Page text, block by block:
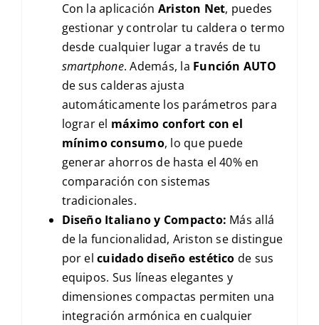
Con la aplicación Ariston Net, puedes
gestionar y controlar tu caldera o termo
desde cualquier lugar a través de tu
smartphone. Además, la Función AUTO
de sus calderas ajusta
automáticamente los parámetros para
lograr el máximo confort con el
mínimo consumo, lo que puede
generar ahorros de hasta el 40% en
comparación con sistemas
tradicionales.
Diseño Italiano y Compacto: Más allá
de la funcionalidad, Ariston se distingue
por elcuidado diseño estético de sus
equipos. Sus líneas elegantes y
dimensiones compactas permiten una
integración armónica en cualquier